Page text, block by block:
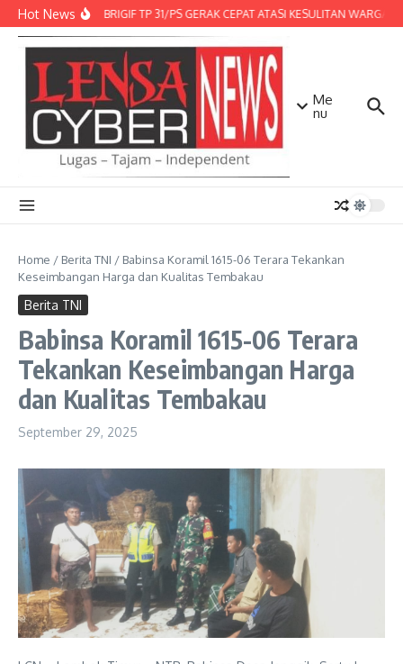
Lewati ke konten
Hot NewsDENMA BRIGIF TP 31/PS GERAK CEPAT ATASI KESULITAN WARGA,
Me
nu
Home / Berita TNI / Babinsa Koramil 1615-06 Terara Tekankan
Keseimbangan Harga dan Kualitas Tembakau
Berita TNI
Babinsa Koramil 1615-06 Terara
Tekankan Keseimbangan Harga
dan Kualitas Tembakau
September 29, 2025